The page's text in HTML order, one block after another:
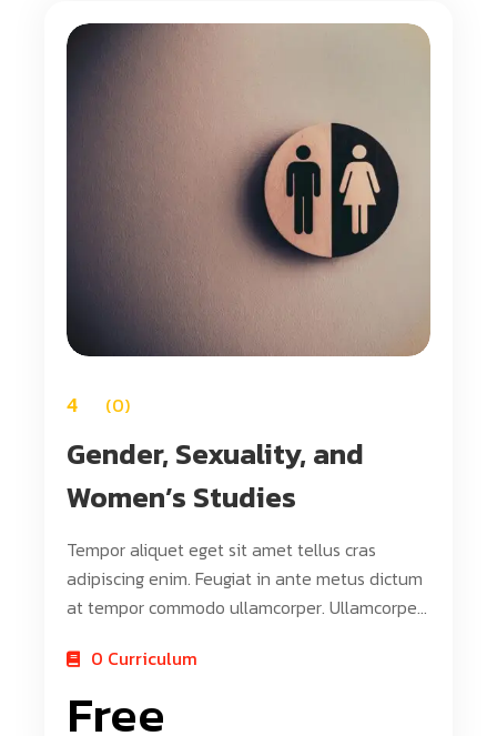
4 0
Gender, Sexuality, and
Women’s Studies
Tempor aliquet eget sit amet tellus cras
adipiscing enim. Feugiat in ante metus dictum
at tempor commodo ullamcorper. Ullamcorper
mattis ullamcorper velit sed ullamcorper morbi
tincidunt ornare. Dolor sit amet consectetur
adipiscing elit. A erat nam at lectus urna duis
0 Curriculum
Free